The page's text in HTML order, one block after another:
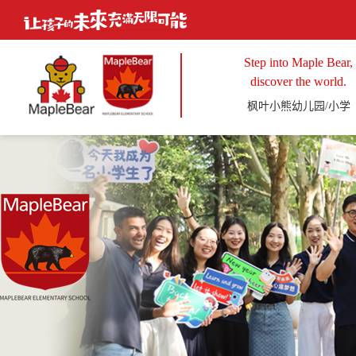
Step into Maple Bear,
discover the world.
枫叶小熊幼儿园/小学